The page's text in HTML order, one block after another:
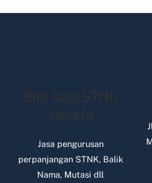
Biro Jasa STNK
Jakarta
Jasa pengurusan
perpanjangan STNK, Balik
Nama, Mutasi dll